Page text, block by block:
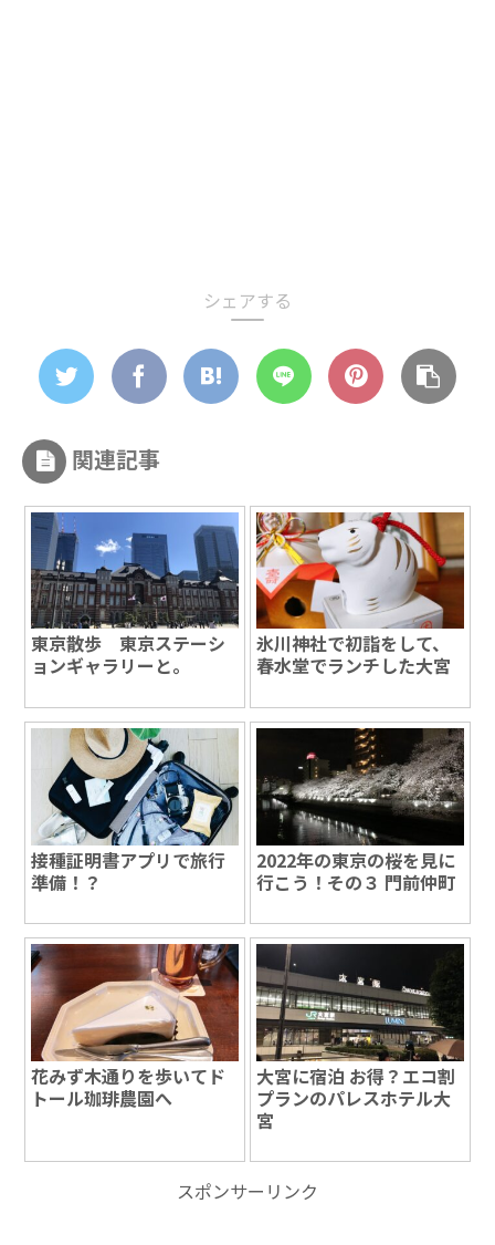
シェアする
関連記事
東京散歩 東京ステーシ
ョンギャラリーと。
氷川神社で初詣をして、
春水堂でランチした大宮
接種証明書アプリで旅行
準備！？
2022年の東京の桜を見に
行こう！その３ 門前仲町
花みず木通りを歩いてド
トール珈琲農園へ
大宮に宿泊 お得？エコ割
プランのパレスホテル大
宮
スポンサーリンク